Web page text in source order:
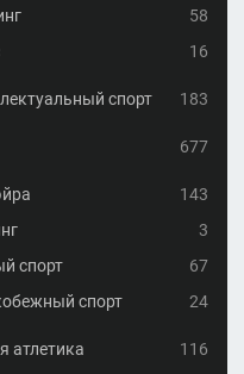
58
16
спорт 183
677
143
3
спорт
67
спорт
24
атлетика
116